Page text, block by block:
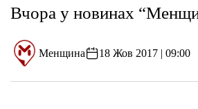
Вчора у новинах
Менщина 18 Жов 2017 | 09:00